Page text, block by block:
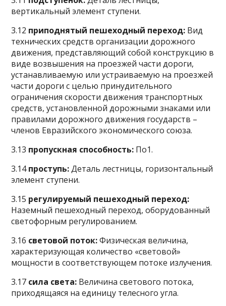
вертикальный элемент ступени.
3.12 приподнятый пешеходный переход: Вид
технических средств организации дорожного
движения, представляющий собой конструкцию в
виде возвышения на проезжей части дороги,
устанавливаемую или устраиваемую на проезжей
части дороги с целью принудительного
ограничения скорости движения транспортных
средств, установленной дорожными знаками или
правилами дорожного движения государств –
членов Евразийского экономического союза.
3.13 пропускная способность: По1.
3.14проступь:Деталь лестницы, горизонтальный
элемент ступени.
3.15 регулируемый пешеходный переход:
Наземный пешеходный переход, оборудованный
светофорным регулированием.
3.16 световой поток:Физическая величина,
характеризующая количество «световой»
мощности в соответствующем потоке излучения.
3.17 сила света: Величина светового потока,
приходящаяся на единицу телесного угла.